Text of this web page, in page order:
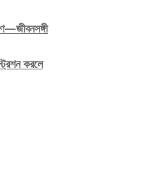
করলে